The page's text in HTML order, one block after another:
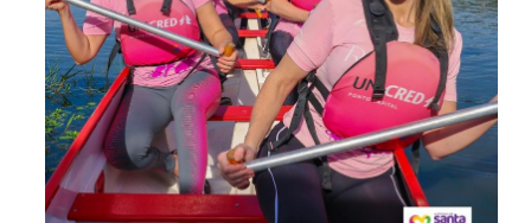
Controladoria-Geral da União
Ministério da Mulher, da Família e dos Direitos Humanos
Secretaria-Geral
Secretaria de Governo